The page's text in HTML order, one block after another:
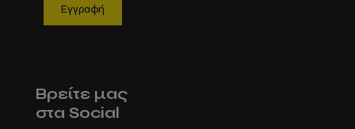
Βρείτε μας
στα Social